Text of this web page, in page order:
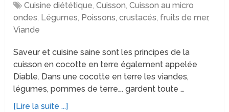
Cuisine diététique,Cuisson,Cuisson au micro
ondes, Légumes, Poissons, crustacés, fruits de mer,
Viande
Saveur et cuisine saine sont les principes de la
cuisson en cocotte en terre également appelée
Diable. Dans une cocotte en terre les viandes,
légumes, pommes de terre…. gardent toute …
[Lire la suite ...]